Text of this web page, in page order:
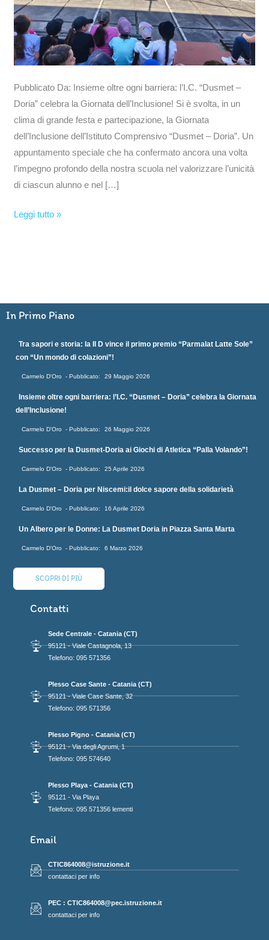
Pubblicato Da: Insieme oltre ogni barriera: l’I.C. “Dusmet –
Doria” celebra la Giornata dell’Inclusione! Si è svolta, in un
clima di grande festa e partecipazione, la Giornata
dell’Inclusione dell’Istituto Comprensivo “Dusmet – Doria”. Un
appuntamento speciale che ha confermato ancora una volta
l’impegno profondo della nostra scuola nel valorizzare l’unicità
di ciascun alunno e nel […]
Leggi tutto »
In Primo Piano
Tra sapori e storia: la II D vince il primo premio “Parmalat Latte Sole”
con “Un mondo di colazioni”!
Carmelo D'Oro 29 Maggio 2026
Insieme oltre ogni barriera: l’I.C. “Dusmet – Doria” celebra la Giornata
dell’Inclusione!
Carmelo D'Oro 26 Maggio 2026
Successo per la Dusmet-Doria ai Giochi di Atletica “Palla Volando”!
Carmelo D'Oro 25 Aprile 2026
La Dusmet – Doria per Niscemi:il dolce sapore della solidarietà
Carmelo D'Oro 16 Aprile 2026
Un Albero per le Donne: La Dusmet Doria in Piazza Santa Marta
Carmelo D'Oro 6 Marzo 2026
SCOPRI DI PIÙ
Contatti
Sede Centrale - Catania (CT)
95121 - Viale Castagnola, 13
Telefono: 095 571356
Plesso Case Sante - Catania (CT)
95121 - Viale Case Sante, 32
Telefono: 095 571356
Plesso Pigno - Catania (CT)
95121 - Via degli Agrumi, 1
Telefono: 095 574640
Plesso Playa - Catania (CT)
95121 - Via Playa
Telefono: 095 571356 lementi
Email
CTIC864008@istruzione.it
contattaci per info
PEC : CTIC864008@pec.istruzione.it
contattaci per info